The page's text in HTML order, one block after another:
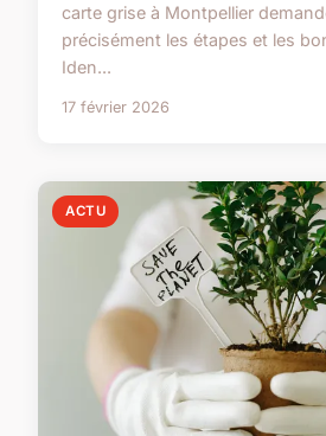
carte grise à Montpellier
précisément les étapes et les
Iden...
17 février 2026
ACTU